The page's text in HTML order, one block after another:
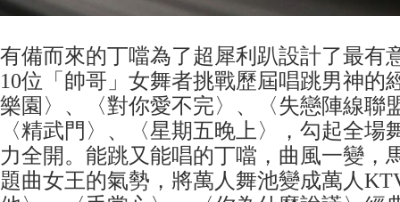
有備而來的丁噹為了超犀利趴設計了最有
10位「帥哥」女舞者挑戰歷屆唱跳男神的
樂園〉、〈對你愛不完〉、〈失戀陣線聯
〈精武門〉、〈星期五晚上〉，勾起全場
力全開。能跳又能唱的丁噹，曲風一變，
題曲女王的氣勢，將萬人舞池變成萬人